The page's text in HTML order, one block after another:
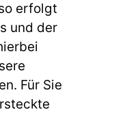
erfolgt
und der
Für Sie